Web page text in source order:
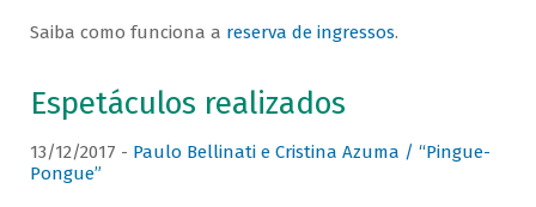
Saiba como funciona a reserva de ingressos.
Espetáculos realizados
13/12/2017 - Paulo Bellinati e Cristina Azuma / “Pingue-
Pongue”